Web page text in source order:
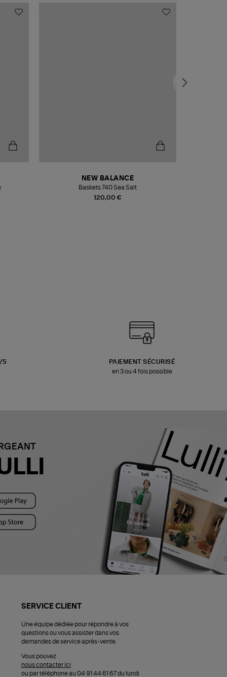
120,00 €
NEW BALANCE
Baskets 740 Sea Salt
5
PAIEMENT SÉCURISÉ
en 3 ou 4 fois possible
SERVICE CLIENT
Une équipe dédiée pour répondre à vos
questions ou vous assister dans vos
demandes de service après-vente.
Vous pouvez
nous contacter ici
ou par téléphone au 04 91 44 61 67 du lundi